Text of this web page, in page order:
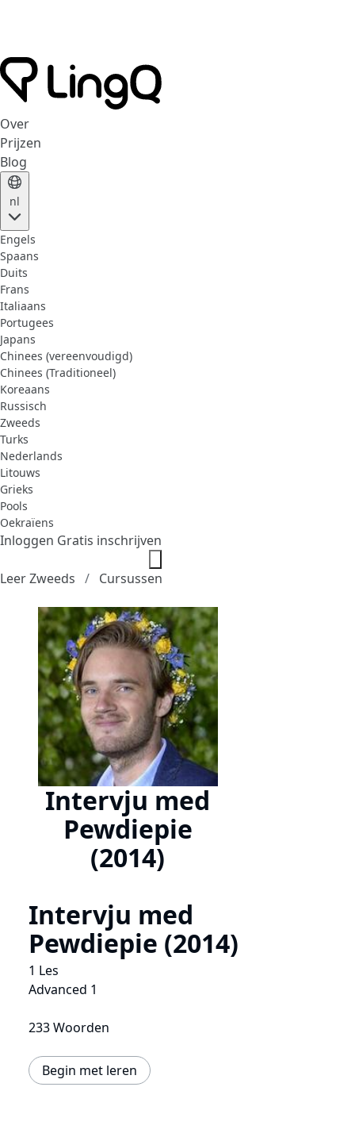
Over
Prijzen
Blog
nl
Engels
Spaans
Duits
Frans
Italiaans
Portugees
Japans
Chinees (vereenvoudigd)
Chinees (Traditioneel)
Koreaans
Russisch
Zweeds
Turks
Nederlands
Litouws
Grieks
Pools
Oekraïens
Inloggen Gratis inschrijven
Leer Zweeds Cursussen
Intervju med
Pewdiepie
(2014)
Intervju med
Pewdiepie (2014)
1 Les
Advanced 1
233 Woorden
Begin met leren